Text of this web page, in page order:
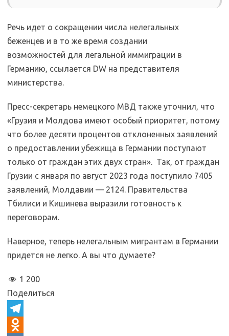
Речь идет о сокращении числа нелегальных
беженцев и в то же время создании
возможностей для легальной иммиграции в
Германию, ссылается DW на представителя
министерства.
Пресс-секретарь немецкого МВД также уточнил, что
«Грузия и Молдова имеют особый приоритет, потому
что более десяти процентов отклоненных заявлений
о предоставлении убежища в Германии поступают
только от граждан этих двух стран». Так, от граждан
Грузии с января по август 2023 года поступило 7405
заявлений, Молдавии — 2124. Правительства
Тбилиси и Кишинева выразили готовность к
переговорам.
Наверное, теперь нелегальным мигрантам в Германии
придется не легко. А вы что думаете?
1 200
Поделиться
T